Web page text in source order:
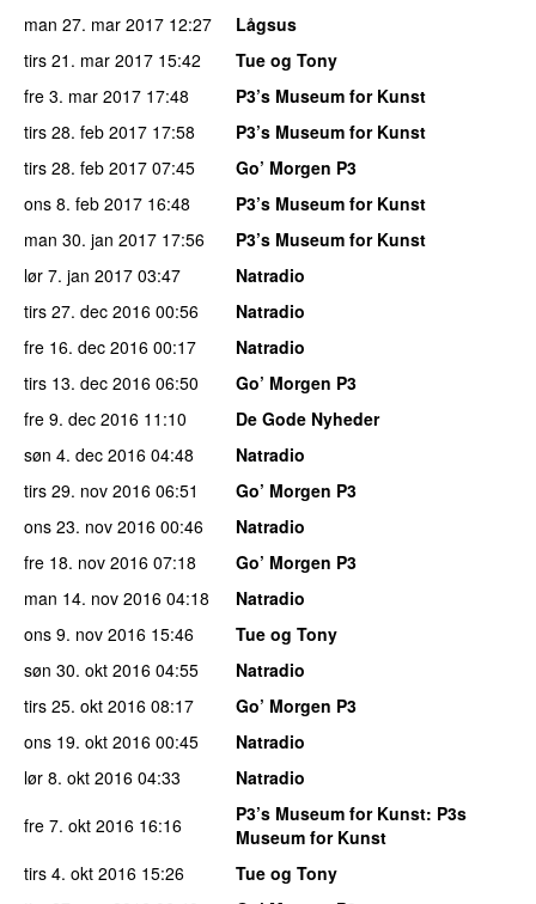
man 27. mar 2017 12:27
Lågsus
tirs 21. mar 2017 15:42
Tue og Tony
fre 3. mar 2017 17:48
P3’s Museum for Kunst
tirs 28. feb 2017 17:58
P3’s Museum for Kunst
tirs 28. feb 2017 07:45
Go’ Morgen P3
ons 8. feb 2017 16:48
P3’s Museum for Kunst
man 30. jan 2017 17:56
P3’s Museum for Kunst
lør 7. jan 2017 03:47
Natradio
tirs 27. dec 2016 00:56
Natradio
fre 16. dec 2016 00:17
Natradio
tirs 13. dec 2016 06:50
Go’ Morgen P3
fre 9. dec 2016 11:10
De Gode Nyheder
søn 4. dec 2016 04:48
Natradio
tirs 29. nov 2016 06:51
Go’ Morgen P3
ons 23. nov 2016 00:46
Natradio
fre 18. nov 2016 07:18
Go’ Morgen P3
man 14. nov 2016 04:18
Natradio
ons 9. nov 2016 15:46
Tue og Tony
søn 30. okt 2016 04:55
Natradio
tirs 25. okt 2016 08:17
Go’ Morgen P3
ons 19. okt 2016 00:45
Natradio
lør 8. okt 2016 04:33
Natradio
fre 7. okt 2016 16:16 P3’s Museum for Kunst: P3s
Museum for Kunst
tirs 4. okt 2016 15:26
Tue og Tony